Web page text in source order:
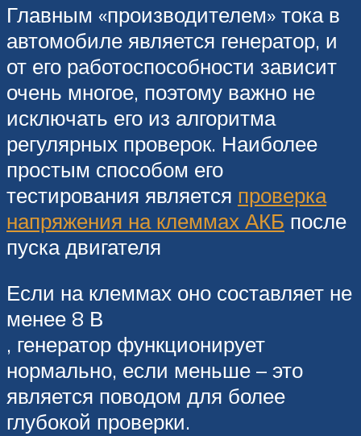
Главным «производителем» тока в
автомобиле является генератор, и
от его работоспособности зависит
очень многое, поэтому важно не
исключать его из алгоритма
регулярных проверок. Наиболее
простым способом его
тестирования является проверка
напряжения на клеммах АКБ после
пуска двигателя
Если на клеммах оно составляет не
менее 8 В
, генератор функционирует
нормально, если меньше – это
является поводом для более
глубокой проверки.